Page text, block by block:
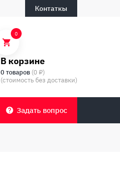
Контаткы
0
В корзине
0 товаров (0 ₽)
(стоимость без доставки)
Задать вопрос